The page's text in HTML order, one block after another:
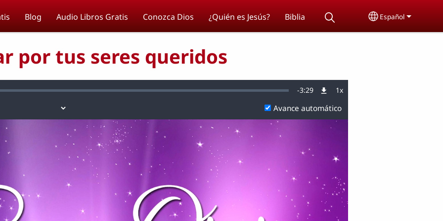
Blog Audio Libros Gratis Conozca Dios ¿Quién es Jesús? Biblia Select your
Español
por tus seres queridos
Remaining
Time
-3:29 1xVelocidad
reproducción
Avance automático